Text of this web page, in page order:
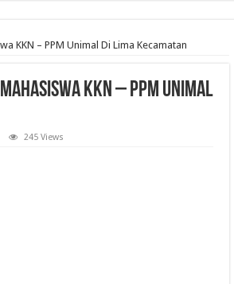
KKN – PPM Unimal Di Lima Kecamatan
KKN – PPM Unimal
245 Views